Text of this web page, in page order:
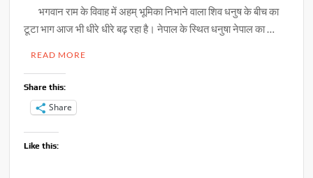
भगवान राम के विवाह में अहम् भूमिका निभाने वाला शिव धनुष के बीच का
टूटा भाग आज भी धीरे धीरे बढ़ रहा है। नेपाल के स्थित धनुषा नेपाल का …
READ MORE
Share this:
Share
Like this: